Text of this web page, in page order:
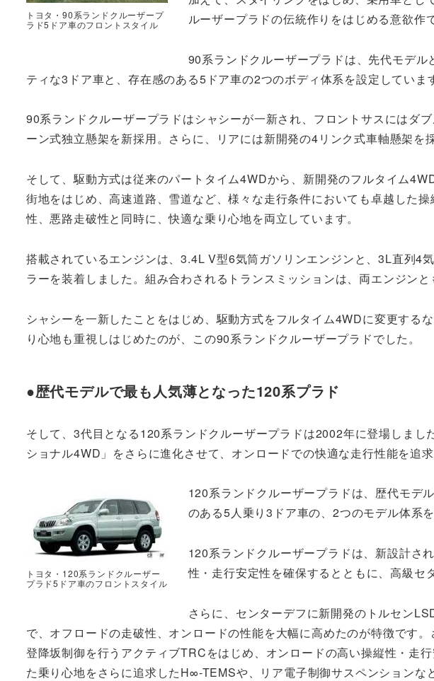
トヨタ・90系ランドクルーザープ
ラド5ドア車のフロントスタイル
ルーザープラドの伝統作りをはじめる意欲作で
90系ランドクルーザープラドは、先代モデ
ティな3ドア車と、存在感のある5ドア車の2つのボディ体系を設定していま
90系ランドクルーザープラドはシャシーが一新され、フロントサスにはダ
ーン式独立懸架を新採用。さらに、リアには新開発の4リンク式車軸懸架を採
そして、駆動方式は従来のパートタイム4WDから、新開発のフルタイム
街地をはじめ、高速道路、雪道など、様々な走行条件においても卓越した
性、悪路走破性と同時に、快適な乗り心地を両立しています。
搭載されているエンジンは、3.4L V型6気筒ガソリンエンジンと、3L直列4
ラーを装着しました。組み合わされるトランスミッションは、両エンジン
シャシーを一新したことをはじめ、駆動方式をフルタイム4WDに変更する
り心地も重視しはじめたのが、この90系ランドクルーザープラドでした。
●歴代モデルで最も人気薄となった120系プラド
そして、3代目となる120系ランドクルーザープラドは2002年に登場しまし
ショナル4WD」をさらに進化させて、オンロードでの快適な走行性能を追
トヨタ・120系ランドクルーザー
プラド5ドア車のフロントスタイル
120系ランドクルーザープラドは、歴代モデ
のある5人乗り3ドア車の、2つのモデル体系を
120系ランドクルーザープラドは、新設計さ
性・走行安定性を確保するとともに、高級セ
さらに、センターデフに新開発のトルセン
で、オフロードの走破性、オンロードの性能を大幅に高めたのが特徴です
登降坂制御を行うアクティブTRCをはじめ、オンロードの高い操縦性・走
た乗り心地をさらに追求したH∞-TEMSや、リア電子制御サスペンションな